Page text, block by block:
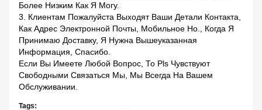
Более Низким Как Я Могу.
3. Клиентам Пожалуйста Выходят Ваши Детали Контакта,
Как Адрес Электронной Почты, Мобильное Но., Когда Я
Принимаю Доставку, Я Нужна Вышеуказанная
Информация, Спасибо.
Если Вы Имеете Любой Вопрос, То Pls Чувствуют
Свободными Связаться Мы, Мы Всегда На Вашем
Обслуживании.
Tags: